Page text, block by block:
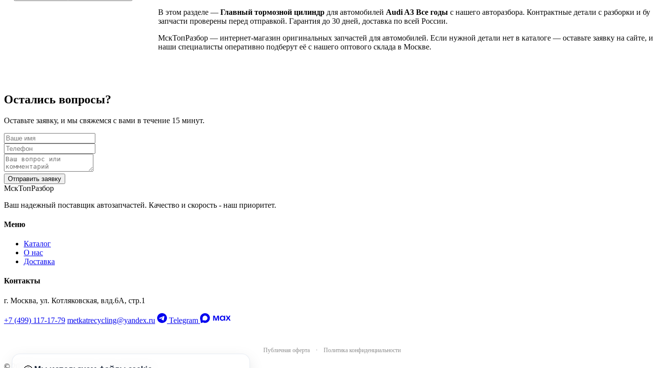
В этом разделе — Главный тормозной цилиндр для автомобилей Audi A3 Все годы с нашего авторазбора. Контрактные детали с разборки и бу
запчасти проверены перед отправкой. Гарантия до 30 дней, доставка по всей России.
МскТопРазбор — интернет-магазин оригинальных запчастей для автомобилей. Если нужной детали нет в каталоге — оставьте заявку на сайте, и
наши специалисты оперативно подберут её с нашего оптового склада в Москве.
Остались вопросы?
Оставьте заявку, и мы свяжемся с вами в течение 15 минут.
Отправить заявку
МскТопРазбор
Ваш надежный поставщик автозапчастей. Качество и скорость - наш приоритет.
Меню
Каталог
О нас
Доставка
Контакты
г. Москва, ул. Котляковская, влд.6А, стр.1
+7 (499) 117-17-79 metkatrecycling@yandex.ru Telegram
Публичная оферта · Политика конфиденциальности
© 2026 МскТопРазбор. Все права защищены.